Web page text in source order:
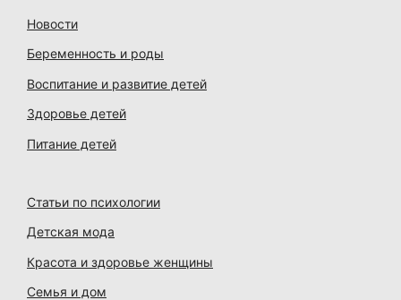
Новости
Беременность и роды
Воспитание и развитие детей
Здоровье детей
Питание детей
Статьи по психологии
Детская мода
Красота и здоровье женщины
Семья и дом